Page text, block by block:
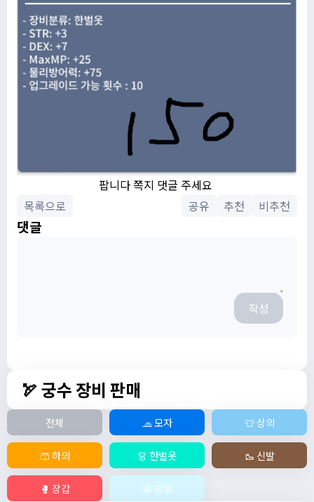
팝니다 쪽지 댓글 주세요
목록으로
공유 추천 비추천
댓글
작성
🏹 궁수 장비 판매
전체 🧢 모자 👕 상의
🩳 하의 👗 한벌옷 🥾 신발
🥊 장갑 🦋 망토